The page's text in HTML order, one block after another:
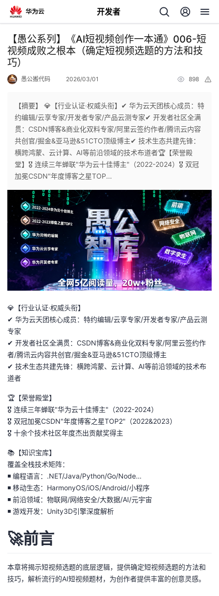
开发者
返
回
个
人
主
页
我
的
开
发
者
我
的
博
客
我
的
论
坛
我
的
圈
子
我
的
直
播
我
的
活
动
我
的
关
注
我
的
开
发
者
堂
我
我
的
Programs
我
的
支
我
的
我
【愚公系列】《AI短视频创作一本通》006-短
视频成败之根本（确定短视频选题的方法和技
巧）
愚公搬代码 2026/03/01 898
【摘要】 💎【行业认证·权威头衔】✔ 华为云天团核心成员：特
约编辑/云享专家/开发者专家/产品云测专家✔ 开发者社区全满
贯：CSDN博客&商业化双料专家/阿里云签约作者/腾讯云内容
共创官/掘金&亚马逊&51CTO顶级博主✔ 技术生态共建先锋：
横跨鸿蒙、云计算、AI等前沿领域的技术布道者🏆【荣誉殿
堂】🎖 连续三年蝉联"华为云十佳博主"（2022-2024）🎖 双冠
加冕CSDN"年度博客之星TOP...
💎【行业认证·权威头衔】
✔ 华为云天团核心成员：特约编辑/云享专家/开发者专家/产品云测
专家
✔ 开发者社区全满贯：CSDN博客&商业化双料专家/阿里云签约作
者/腾讯云内容共创官/掘金&亚马逊&51CTO顶级博主
✔ 技术生态共建先锋：横跨鸿蒙、云计算、AI等前沿领域的技术布
道者
🏆【荣誉殿堂】
🎖 连续三年蝉联"华为云十佳博主"（2022-2024）
🎖 双冠加冕CSDN"年度博客之星TOP2"（2022&2023）
🎖 十余个技术社区年度杰出贡献奖得主
📚【知识宝库】
覆盖全栈技术矩阵：
◾ 编程语言：.NET/Java/Python/Go/Node…
◾ 移动生态：HarmonyOS/iOS/Android/小程序
◾ 前沿领域：物联网/网络安全/大数据/AI/元宇宙
◾ 游戏开发：Unity3D引擎深度解析
🚀前言
本章将揭示短视频选题的底层逻辑，提供确定短视频选题的方法和
技巧，解析流行的AI短视频题材，为创作者提供丰富的创意灵感。